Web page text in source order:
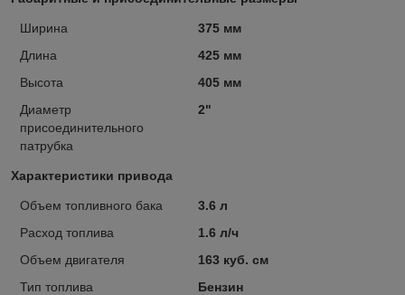
Ширина
375 мм
Длина
425 мм
Высота
405 мм
Диаметр
присоединительного
патрубка
2"
Характеристики привода
Объем топливного бака
3.6 л
Расход топлива
1.6 л/ч
Объем двигателя
163 куб. см
Тип топлива
Бензин